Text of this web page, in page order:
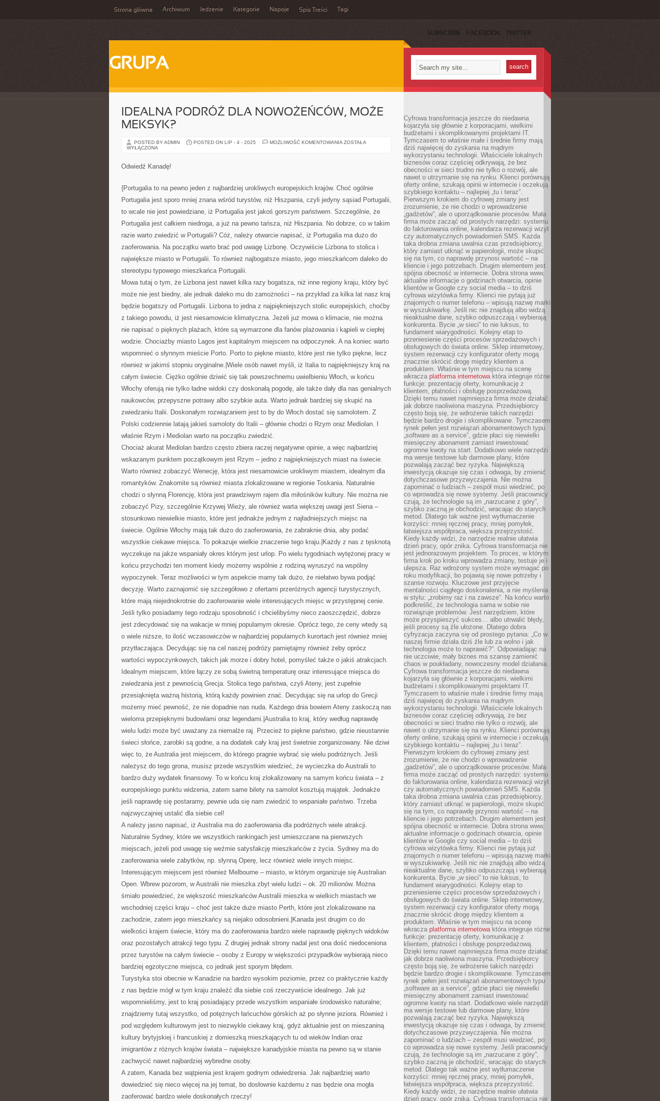
Strona główna Archiwum Jedzenie Kategorie Napoje Spis Treści Tagi
SUBSCRIBE FACEBOOK TWITTER
GRUPA
IDEALNA PODRÓŻ DLA NOWOŻEŃCÓW, MOŻE
MEKSYK?
POSTED BY ADMIN POSTED ON LIP - 4 - 2025 MOŻLIWOŚĆ KOMENTOWANIA IDEALNA
ZOSTAŁA
WYŁĄCZONA
Odwiedź Kanadę!
{Portugalia to na pewno jeden z najbardziej urokliwych europejskich krajów. Choć ogólnie
Portugalia jest sporo mniej znana wśród turystów, niż Hiszpania, czyli jedyny sąsiad Portugalii,
to wcale nie jest powiedziane, iż Portugalia jest jakoś gorszym państwem. Szczególnie, że
Portugalia jest całkiem niedroga, a już na pewno tańsza, niż Hiszpania. No dobrze, co w takim
razie warto zwiedzić w Portugalii? Cóż, należy otwarcie napisać, iż Portugalia ma dużo do
zaoferowania. Na początku warto brać pod uwagę Lizbonę. Oczywiście Lizbona to stolica i
największe miasto w Portugalii. To również najbogatsze miasto, jego mieszkańcom daleko do
stereotypu typowego mieszkańca Portugalii.
Mowa tutaj o tym, że Lizbona jest nawet kilka razy bogatsza, niż inne regiony kraju, który być
może nie jest biedny, ale jednak daleko mu do zamożności – na przykład za kilka lat nasz kraj
będzie bogatszy od Portugalii. Lizbona to jedna z najpiękniejszych stolic europejskich, choćby
z takiego powodu, iż jest niesamowicie klimatyczna. Jeżeli już mowa o klimacie, nie można
nie napisać o pięknych plażach, które są wymarzone dla fanów plażowania i kąpieli w ciepłej
wodzie. Chociażby miasto Lagos jest kapitalnym miejscem na odpoczynek. A na koniec warto
wspomnieć o słynnym mieście Porto. Porto to piękne miasto, które jest nie tylko piękne, lecz
również w jakimś stopniu oryginalne.|Wiele osób nawet myśli, iż Italia to najpiękniejszy kraj na
całym świecie. Ciężko ogólnie dziwić się tak powszechnemu uwielbieniu Włoch, w końcu
Włochy oferują nie tylko ładne widoki czy doskonałą pogodę, ale także dały dla nas genialnych
naukowców, przepyszne potrawy albo szybkie auta. Warto jednak bardziej się skupić na
zwiedzaniu Italii. Doskonałym rozwiązaniem jest to by do Włoch dostać się samolotem. Z
Polski codziennie latają jakieś samoloty do Italii – głównie chodzi o Rzym oraz Mediolan. I
właśnie Rzym i Mediolan warto na początku zwiedzić.
Chociaż akurat Mediolan bardzo często zbiera raczej negatywne opinie, a więc najbardziej
wskazanym punktem początkowym jest Rzym – jedno z najpiękniejszych miast na świecie.
Warto również zobaczyć Wenecję, która jest niesamowicie urokliwym miastem, idealnym dla
romantyków. Znakomite są również miasta zlokalizowane w regionie Toskania. Naturalnie
chodzi o słynną Florencję, która jest prawdziwym rajem dla miłośników kultury. Nie można nie
zobaczyć Pizy, szczególnie Krzywej Wieży, ale również warta większej uwagi jest Siena –
stosunkowo niewielkie miasto, które jest jednakże jednym z najładniejszych miejsc na
świecie. Ogólnie Włochy mają tak dużo do zaoferowania, że zabraknie dnia, aby podać
wszystkie ciekawe miejsca. To pokazuje wielkie znaczenie tego kraju.|Każdy z nas z tęsknotą
wyczekuje na jakże wspaniały okres którym jest urlop. Po wielu tygodniach wytężonej pracy w
końcu przychodzi ten moment kiedy możemy wspólnie z rodziną wyruszyć na wspólny
wypoczynek. Teraz możliwości w tym aspekcie mamy tak dużo, że niełatwo bywa podjąć
decyzję. Warto zaznajomić się szczegółowo z ofertami przeróżnych agencji turystycznych,
które mają niejednokrotnie do zaoferowanie wiele interesujących miejsc w przystępnej cenie.
Jeśli tylko posiadamy tego rodzaju sposobność i chcielibyśmy nieco zaoszczędzić, dobrze
jest zdecydować się na wakacje w mniej popularnym okresie. Oprócz tego, że ceny wtedy są
o wiele niższe, to ilość wczasowiczów w najbardziej popularnych kurortach jest również mniej
przytłaczająca. Decydując się na cel naszej podróży pamiętajmy również żeby oprócz
wartości wypoczynkowych, takich jak morze i dobry hotel, pomyśleć także o jakiś atrakcjach.
Idealnym miejscem, które łączy ze sobą świetną temperaturę oraz interesujące miejsca do
zwiedzania jest z pewnością Grecja. Stolica tego państwa, czyli Ateny, jest zupełnie
przesiąknięta ważną historią, którą każdy powinien znać. Decydując się na urlop do Grecji
możemy mieć pewność, że nie dopadnie nas nuda. Każdego dnia bowiem Ateny zaskoczą nas
wieloma przepięknymi budowlami oraz legendami.|Australia to kraj, który według naprawdę
wielu ludzi może być uważany za niemalże raj. Przecież to piękne państwo, gdzie nieustannie
świeci słońce, zarobki są godne, a na dodatek cały kraj jest świetnie zorganizowany. Nie dziwi
więc to, że Australia jest miejscem, do którego pragnie wybrać się wielu podróżnych. Jeśli
należysz do tego grona, musisz przede wszystkim wiedzieć, że wycieczka do Australii to
bardzo duży wydatek finansowy. To w końcu kraj zlokalizowany na samym końcu świata – z
europejskiego punktu widzenia, zatem same bilety na samolot kosztują majątek. Jednakże
jeśli naprawdę się postaramy, pewnie uda się nam zwiedzić to wspaniałe państwo. Trzeba
najzwyczajniej ustalić dla siebie cel!
A należy jasno napisać, iż Australia ma do zaoferowania dla podróżnych wiele atrakcji.
Naturalnie Sydney, które we wszystkich rankingach jest umieszczane na pierwszych
miejscach, jeżeli pod uwagę się weźmie satysfakcję mieszkańców z życia. Sydney ma do
zaoferowania wiele zabytków, np. słynną Operę, lecz również wiele innych miejsc.
Interesującym miejscem jest również Melbourne – miasto, w którym organizuje się Australian
Open. Wbrew pozorom, w Australii nie mieszka zbyt wielu ludzi – ok. 20 milionów. Można
śmiało powiedzieć, że większość mieszkańców Australii mieszka w wielkich miastach we
wschodniej części kraju – choć jest także duże miasto Perth, które jest zlokalizowane na
zachodzie, zatem jego mieszkańcy są niejako odosobnieni.|Kanada jest drugim co do
wielkości krajem świecie, który ma do zaoferowania bardzo wiele naprawdę pięknych widoków
oraz pozostałych atrakcji tego typu. Z drugiej jednak strony nadal jest ona dość niedoceniona
przez turystów na całym świecie – osoby z Europy w większości przypadków wybierają nieco
bardziej egzotyczne miejsca, co jednak jest sporym błędem.
Turystyka stoi obecnie w Kanadzie na bardzo wysokim poziomie, przez co praktycznie każdy
z nas będzie mógł w tym kraju znaleźć dla siebie coś rzeczywiście idealnego. Jak już
wspomnieliśmy, jest to kraj posiadający przede wszystkim wspaniałe środowisko naturalne;
znajdziemy tutaj wszystko, od potężnych łańcuchów górskich aż po słynne jeziora. Również i
pod względem kulturowym jest to niezwykle ciekawy kraj, gdyż aktualnie jest on mieszaniną
kultury brytyjskiej i francuskiej z domieszką mieszkających tu od wieków Indian oraz
imigrantów z różnych krajów świata – największe kanadyjskie miasta na pewno są w stanie
zachwycić nawet najbardziej wybredne osoby.
A zatem, Kanada bez wątpienia jest krajem godnym odwiedzenia. Jak najbardziej warto
dowiedzieć się nieco więcej na jej temat, bo dosłownie każdemu z nas będzie ona mogła
zaoferować bardzo wiele doskonałych rzeczy!
Cyfrowa transformacja jeszcze do niedawna
kojarzyła się głównie z korporacjami, wielkimi
budżetami i skomplikowanymi projektami IT.
Tymczasem to właśnie małe i średnie firmy mają
dziś najwięcej do zyskania na mądrym
wykorzystaniu technologii. Właściciele lokalnych
biznesów coraz częściej odkrywają, że bez
obecności w sieci trudno nie tylko o rozwój, ale
nawet o utrzymanie się na rynku. Klienci porównują
oferty online, szukają opinii w internecie i oczekują
szybkiego kontaktu – najlepiej „tu i teraz”.
Pierwszym krokiem do cyfrowej zmiany jest
zrozumienie, że nie chodzi o wprowadzenie
„gadżetów”, ale o uporządkowanie procesów. Mała
firma może zacząć od prostych narzędzi: systemu
do fakturowania online, kalendarza rezerwacji wizyt
czy automatycznych powiadomień SMS. Każda
taka drobna zmiana uwalnia czas przedsiębiorcy,
który zamiast utknąć w papierologii, może skupić
się na tym, co naprawdę przynosi wartość – na
kliencie i jego potrzebach. Drugim elementem jest
spójna obecność w internecie. Dobra strona www,
aktualne informacje o godzinach otwarcia, opinie
klientów w Google czy social media – to dziś
cyfrowa wizytówka firmy. Klienci nie pytają już
znajomych o numer telefonu – wpisują nazwę marki
w wyszukiwarkę. Jeśli nic nie znajdują albo widzą
nieaktualne dane, szybko odpuszczają i wybierają
konkurenta. Bycie „w sieci” to nie luksus, to
fundament wiarygodności. Kolejny etap to
przeniesienie części procesów sprzedażowych i
obsługowych do świata online. Sklep internetowy,
system rezerwacji czy konfigurator oferty mogą
znacznie skrócić drogę między klientem a
produktem. Właśnie w tym miejscu na scenę
wkracza platforma internetowaktóra integruje różne
funkcje: prezentację oferty, komunikację z
klientem, płatności i obsługę posprzedażową.
Dzięki temu nawet najmniejsza firma może działać
jak dobrze naoliwiona maszyna. Przedsiębiorcy
często boją się, że wdrożenie takich narzędzi
będzie bardzo drogie i skomplikowane. Tymczasem
rynek pełen jest rozwiązań abonamentowych typu
„software as a service”, gdzie płaci się niewielki
miesięczny abonament zamiast inwestować
ogromne kwoty na start. Dodatkowo wiele narzędzi
ma wersje testowe lub darmowe plany, które
pozwalają zacząć bez ryzyka. Największą
inwestycją okazuje się czas i odwaga, by zmienić
dotychczasowe przyzwyczajenia. Nie można
zapominać o ludziach – zespół musi wiedzieć, po
co wprowadza się nowe systemy. Jeśli pracownicy
czują, że technologie są im „narzucane z góry”,
szybko zaczną je obchodzić, wracając do starych
metod. Dlatego tak ważne jest wytłumaczenie
korzyści: mniej ręcznej pracy, mniej pomyłek,
łatwiejsza współpraca, większa przejrzystość.
Kiedy każdy widzi, że narzędzie realnie ułatwia
dzień pracy, opór znika. Cyfrowa transformacja nie
jest jednorazowym projektem. To proces, w którym
firma krok po kroku wprowadza zmiany, testuje je i
ulepsza. Raz wdrożony system może wymagać po
roku modyfikacji, bo pojawią się nowe potrzeby i
szanse rozwoju. Kluczowe jest przyjęcie
mentalności ciągłego doskonalenia, a nie myślenia
w stylu: „zrobimy raz i na zawsze”. Na końcu warto
podkreślić, że technologia sama w sobie nie
rozwiązuje problemów. Jest narzędziem, które
może przyspieszyć sukces… albo utrwalić błędy,
jeśli procesy są źle ułożone. Dlatego dobra
cyfryzacja zaczyna się od prostego pytania: „Co w
naszej firmie działa dziś źle lub za wolno i jak
technologia może to naprawić?”. Odpowiadając na
nie uczciwie, mały biznes ma szansę zamienić
chaos w poukładany, nowoczesny model działania.
Cyfrowa transformacja jeszcze do niedawna
kojarzyła się głównie z korporacjami, wielkimi
budżetami i skomplikowanymi projektami IT.
Tymczasem to właśnie małe i średnie firmy mają
dziś najwięcej do zyskania na mądrym
wykorzystaniu technologii. Właściciele lokalnych
biznesów coraz częściej odkrywają, że bez
obecności w sieci trudno nie tylko o rozwój, ale
nawet o utrzymanie się na rynku. Klienci porównują
oferty online, szukają opinii w internecie i oczekują
szybkiego kontaktu – najlepiej „tu i teraz”.
Pierwszym krokiem do cyfrowej zmiany jest
zrozumienie, że nie chodzi o wprowadzenie
„gadżetów”, ale o uporządkowanie procesów. Mała
firma może zacząć od prostych narzędzi: systemu
do fakturowania online, kalendarza rezerwacji wizyt
czy automatycznych powiadomień SMS. Każda
taka drobna zmiana uwalnia czas przedsiębiorcy,
który zamiast utknąć w papierologii, może skupić
się na tym, co naprawdę przynosi wartość – na
kliencie i jego potrzebach. Drugim elementem jest
spójna obecność w internecie. Dobra strona www,
aktualne informacje o godzinach otwarcia, opinie
klientów w Google czy social media – to dziś
cyfrowa wizytówka firmy. Klienci nie pytają już
znajomych o numer telefonu – wpisują nazwę marki
w wyszukiwarkę. Jeśli nic nie znajdują albo widzą
nieaktualne dane, szybko odpuszczają i wybierają
konkurenta. Bycie „w sieci” to nie luksus, to
fundament wiarygodności. Kolejny etap to
przeniesienie części procesów sprzedażowych i
obsługowych do świata online. Sklep internetowy,
system rezerwacji czy konfigurator oferty mogą
znacznie skrócić drogę między klientem a
produktem. Właśnie w tym miejscu na scenę
wkracza platforma internetowaktóra integruje różne
funkcje: prezentację oferty, komunikację z
klientem, płatności i obsługę posprzedażową.
Dzięki temu nawet najmniejsza firma może działać
jak dobrze naoliwiona maszyna. Przedsiębiorcy
często boją się, że wdrożenie takich narzędzi
będzie bardzo drogie i skomplikowane. Tymczasem
rynek pełen jest rozwiązań abonamentowych typu
„software as a service”, gdzie płaci się niewielki
miesięczny abonament zamiast inwestować
ogromne kwoty na start. Dodatkowo wiele narzędzi
ma wersje testowe lub darmowe plany, które
pozwalają zacząć bez ryzyka. Największą
inwestycją okazuje się czas i odwaga, by zmienić
dotychczasowe przyzwyczajenia. Nie można
zapominać o ludziach – zespół musi wiedzieć, po
co wprowadza się nowe systemy. Jeśli pracownicy
czują, że technologie są im „narzucane z góry”,
szybko zaczną je obchodzić, wracając do starych
metod. Dlatego tak ważne jest wytłumaczenie
korzyści: mniej ręcznej pracy, mniej pomyłek,
łatwiejsza współpraca, większa przejrzystość.
Kiedy każdy widzi, że narzędzie realnie ułatwia
dzień pracy, opór znika. Cyfrowa transformacja nie